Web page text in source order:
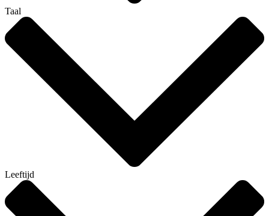
Taal
Leeftijd